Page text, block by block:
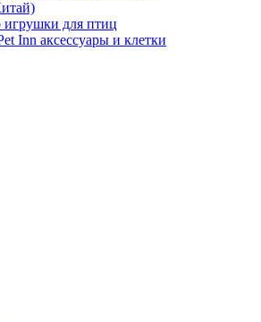
игрушки для птиц
Inn аксессуары и клетки